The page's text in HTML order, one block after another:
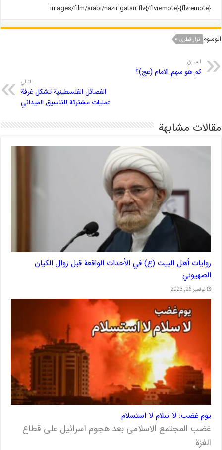
{flvremote}images/film/arabi/nazir gatari.flv{/flvremote}
الوسوم نزار قطری
السابق
کم هو سهم الامام (عج)؟
التالي
الفصائل الفلسطينية تشكل غرفة
عمليات مشتركة للتنسيق الميداني
مقالات مشابهة
روايات أهل البيت (ع) في الأحداث الواقعة قبل زوال الكيان
الصهيوني
نوفمبر 26, 2023
یوم غضب: لا سلام لا استسلام
غضب المجتمع الاسلامی بعد هجوم اسرائیل علی قطاع
الغزة